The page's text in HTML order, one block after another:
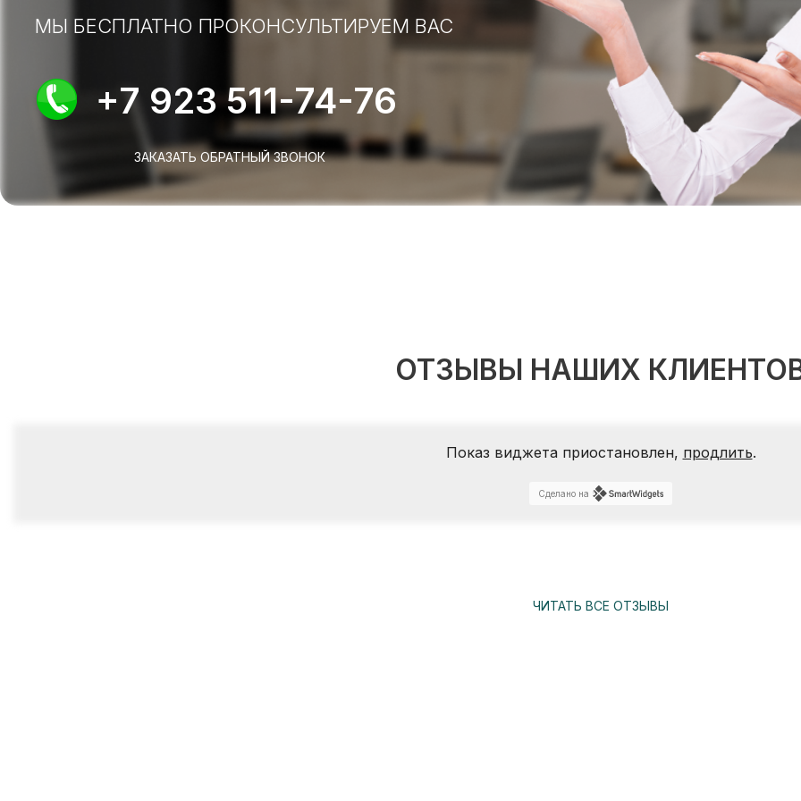
МЫ БЕСПЛАТНО ПРОКОНСУЛЬТИРУЕМ ВАС
+7 923 511-74-76
ЗАКАЗАТЬ ОБРАТНЫЙ ЗВОНОК
ОТЗЫВЫ НАШИХ
Показ виджета приостановлен, продлить.
Сделано на
ЧИТАТЬ ВСЕ ОТЗЫВЫ